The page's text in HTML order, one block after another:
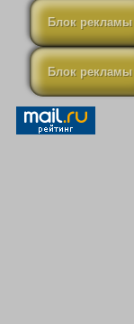
Блок рекламы
Блок рекламы